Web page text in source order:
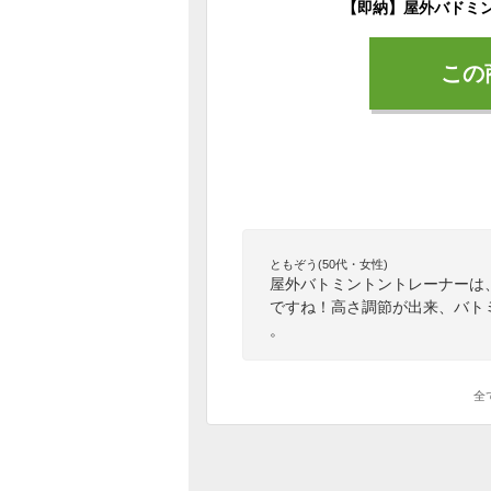
こ
ともぞう(50代・女性)
屋外バトミントントレーナー
ですね！高さ調節が出来、バ
。
全